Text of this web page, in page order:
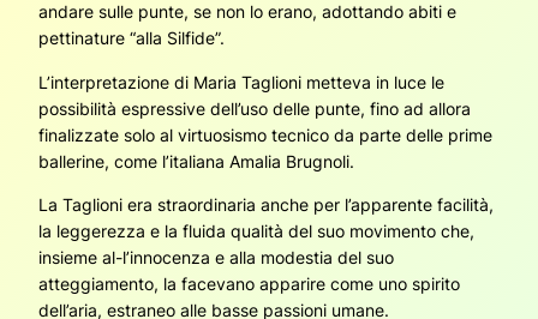
andare sulle punte, se non lo erano, adottando abiti e
pettinature “alla Silfide”.
L’interpretazione di Maria Taglioni metteva in luce le
possibilità espressive dell’uso delle punte, fino ad allora
finalizzate solo al virtuosismo tecnico da parte delle prime
ballerine, come l’italiana Amalia Brugnoli.
La Taglioni era straordinaria anche per l’apparente facilità,
la leggerezza e la fluida qualità del suo movimento che,
insieme al-l’innocenza e alla modestia del suo
atteggiamento, la facevano apparire come uno spirito
dell’aria, estraneo alle basse passioni umane.